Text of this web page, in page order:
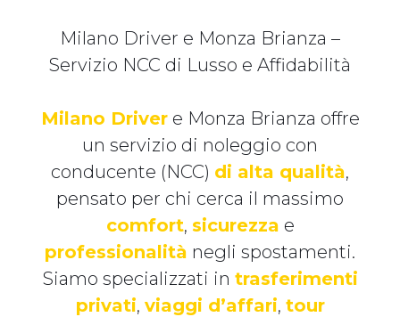
Milano Driver e Monza Brianza –
Servizio NCC di Lusso e Affidabilità
Milano Drivere Monza Brianza offre
un servizio di noleggio con
conducente (NCC) di alta qualità,
pensato per chi cerca il massimo
comfort, sicurezza e
professionalità negli spostamenti.
Siamo specializzati in trasferimenti
privati, viaggi d’affari, tour